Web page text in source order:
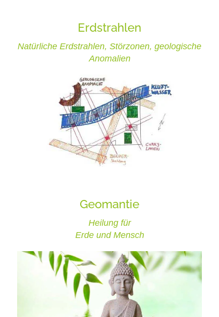
Erdstrahlen
Natürliche Erdstrahlen, Störzonen, geologische
Anomalien
Geomantie
Heilung für
Erde und Mensch